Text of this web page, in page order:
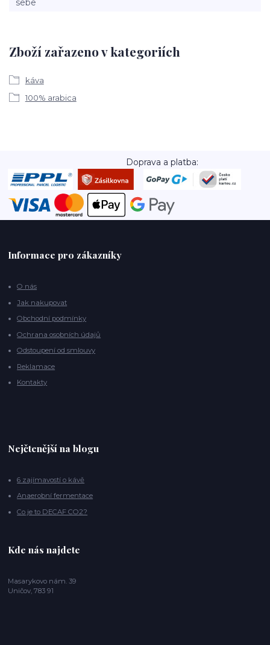
Zboží zařazeno v kategoriích
káva
100% arabica
Doprava a platba:
Informace pro zákazníky
O nás
Jak nakupovat
Obchodní podmínky
Ochrana osobních údajů
Odstoupení od smlouvy
Reklamace
Kontakty
Nejčtenější na blogu
6 zajímavostí o kávě
Anaerobní fermentace
Co je to DECAF CO2?
Kde nás najdete
Masarykovo nám. 39
Uničov, 783 91